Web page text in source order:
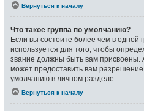
Вернуться к началу
Что такое группа по умолчанию?
Если вы состоите более чем в одной
используется для того, чтобы
звание должны быть вам присвоены.
может предоставить вам
умолчанию в личном разделе.
Вернуться к началу